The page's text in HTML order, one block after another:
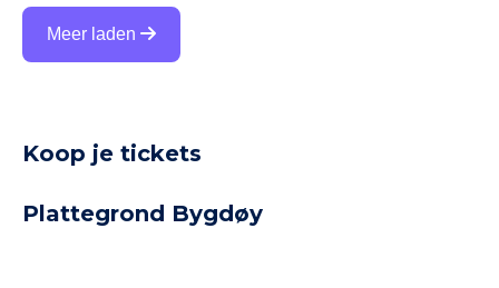
werk in het museum is het schilderij De Schreeuw
van de Noorse schilder Edvard Munch. Overigens
Schree
Meer laden
Koop je tickets
Plattegrond Bygdøy